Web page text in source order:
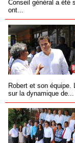
Conseil général a été
ont...
Robert et son équipe.
sur la dynamique de...